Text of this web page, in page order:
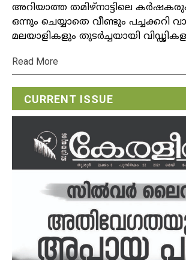
അറിയാത്ത തമിഴ്‌നാട്ടിലെ
ഒന്നും ചെയ്യാതെ വീണ്ടും പച്ചക്കറി
മലയാളികളും തുടര്‍ച്ചയായി
Read More
CURRENT ISSUE